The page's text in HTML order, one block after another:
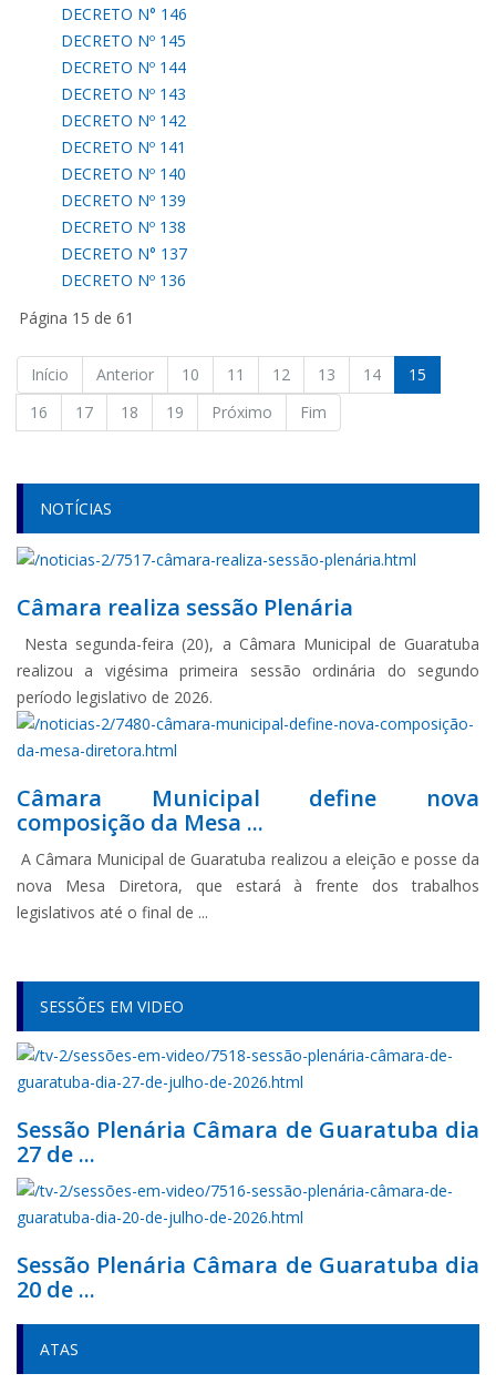
DECRETO N° 146
DECRETO Nº 145
DECRETO Nº 144
DECRETO Nº 143
DECRETO Nº 142
DECRETO Nº 141
DECRETO Nº 140
DECRETO Nº 139
DECRETO Nº 138
DECRETO N° 137
DECRETO Nº 136
Página 15 de 61
Início Anterior 10 11 12 13 14
15
16
17 18 19 Próximo Fim
NOTÍCIAS
Câmara realiza sessão Plenária
Nesta segunda-feira (20), a Câmara Municipal de Guaratuba
realizou a vigésima primeira sessão ordinária do segundo
período legislativo de 2026.
Câmara Municipal define nova
composição da Mesa ...
A Câmara Municipal de Guaratuba realizou a eleição e posse da
nova Mesa Diretora, que estará à frente dos trabalhos
legislativos até o final de ...
SESSÕES EM VIDEO
Sessão Plenária Câmara de Guaratuba dia
27 de ...
Sessão Plenária Câmara de Guaratuba dia
20 de ...
ATAS